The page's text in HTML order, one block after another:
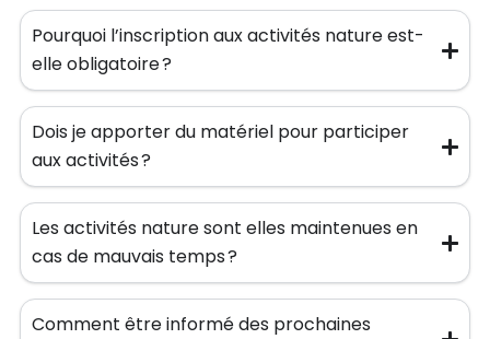
Pourquoi l’inscription aux activités nature est-
elle obligatoire ?
Dois je apporter du matériel pour participer
aux activités ?
Les activités nature sont elles maintenues en
cas de mauvais temps ?
Comment être informé des prochaines